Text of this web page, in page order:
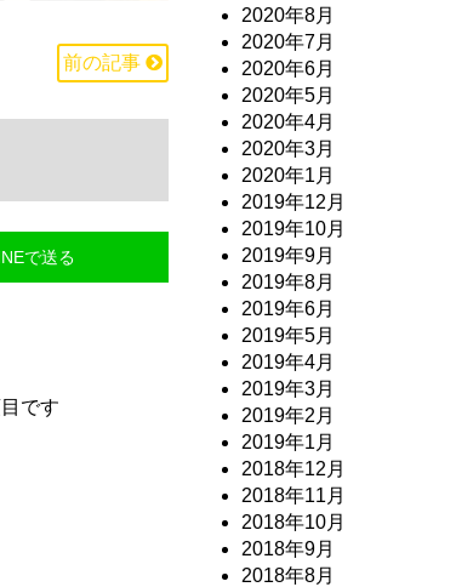
前の記事
で送る
です
2020年8月
2020年7月
2020年6月
2020年5月
2020年4月
2020年3月
2020年1月
2019年12月
2019年10月
2019年9月
2019年8月
2019年6月
2019年5月
2019年4月
2019年3月
2019年2月
2019年1月
2018年12月
2018年11月
2018年10月
2018年9月
2018年8月